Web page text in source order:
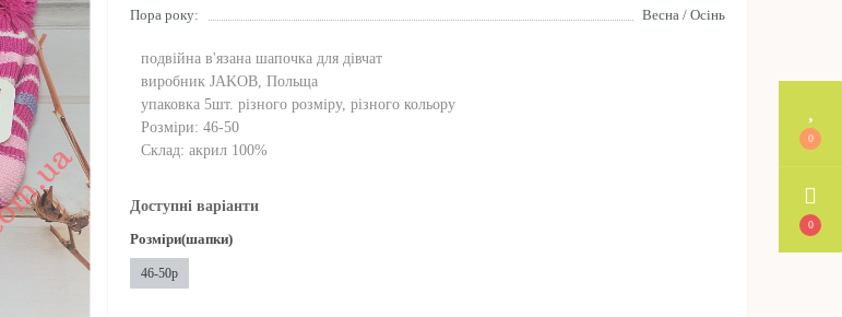
0
0
Пора року:
Весна / Осінь
подвійна в'язана шапочка для дівчат
виробник JAKOB, Польща
упаковка 5шт. різного розміру, різного кольору
Розміри: 46-50
Склад: акрил 100%
Доступні варіанти
Розміри(шапки)
46-50р